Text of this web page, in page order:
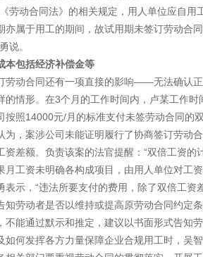
劳动合同法》的相关规定，用人单位应自
亦属于用工的期间，故试用期未签订劳动合
说。
本包括经济补偿金等
劳动合同还有一项直接的影响——无法确认
的情形。在3个月的工作时间内，卢某工作
按照14000元/月的标准支付未签劳动合同的双
为，案涉公司未能证明履行了协商签订劳动
资差额。负责该案的法官提醒：“双倍工资
月工资未明确各构成项目，由用人单位对工
表示，“违法所要支付的费用，除了双倍工
知劳动者是否以维持或提高原劳动合同约定
不能通过默示和推定，建议以书面形式告知
如何发挥各方力量保障企业合规用工时，吴